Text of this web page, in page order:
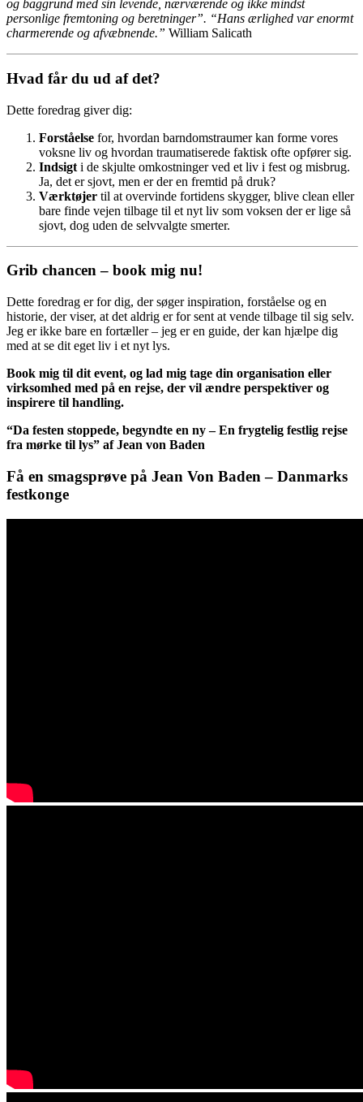
og baggrund med sin levende, nærværende og ikke mindst
personlige fremtoning og beretninger”. “Hans ærlighed var enormt
charmerende og afvæbnende.” William Salicath
Hvad får du ud af det?
Dette foredrag giver dig:
Forståelse for, hvordan barndomstraumer kan forme vores
voksne liv og hvordan traumatiserede faktisk ofte opfører sig.
Indsigt i de skjulte omkostninger ved et liv i fest og misbrug.
Ja, det er sjovt, men er der en fremtid på druk?
Værktøjer til at overvinde fortidens skygger, blive clean eller
bare finde vejen tilbage til et nyt liv som voksen der er lige så
sjovt, dog uden de selvvalgte smerter.
Grib chancen – book mig nu!
Dette foredrag er for dig, der søger inspiration, forståelse og en
historie, der viser, at det aldrig er for sent at vende tilbage til sig selv.
Jeg er ikke bare en fortæller – jeg er en guide, der kan hjælpe dig
med at se dit eget liv i et nyt lys.
Book mig til dit event, og lad mig tage din organisation eller
virksomhed med på en rejse, der vil ændre perspektiver og
inspirere til handling.
“Da festen stoppede, begyndte en ny – En frygtelig festlig rejse
fra mørke til lys” af Jean von Baden
Få en smagsprøve på Jean Von Baden – Danmarks
festkonge